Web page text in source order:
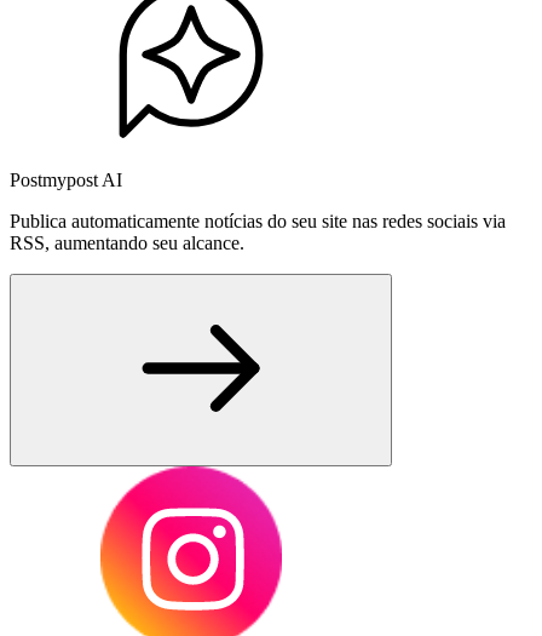
Postmypost AI
Publica automaticamente notícias do seu site nas redes sociais via
RSS, aumentando seu alcance.